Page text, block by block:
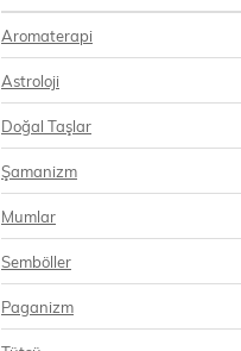
Aromaterapi
Astroloji
Doğal Taşlar
Şamanizm
Mumlar
Semböller
Paganizm